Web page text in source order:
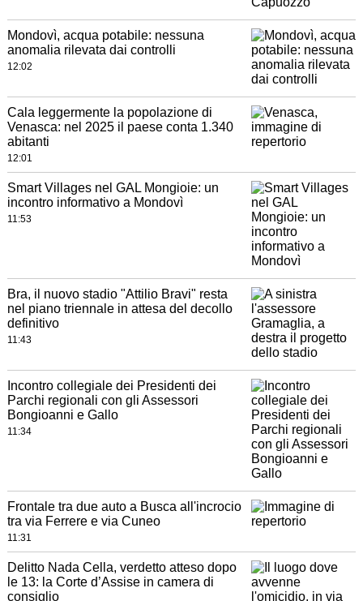
Mondovì, acqua potabile: nessuna
anomalia rilevata dai controlli
12:02
Cala leggermente la popolazione di
Venasca: nel 2025 il paese conta 1.340
abitanti
12:01
Smart Villages nel GAL Mongioie: un
incontro informativo a Mondovì
11:53
Bra, il nuovo stadio "Attilio Bravi" resta
nel piano triennale in attesa del decollo
definitivo
11:43
Incontro collegiale dei Presidenti dei
Parchi regionali con gli Assessori
Bongioanni e Gallo
11:34
Frontale tra due auto a Busca all'incrocio
tra via Ferrere e via Cuneo
11:31
Delitto Nada Cella, verdetto atteso dopo
le 13: la Corte d’Assise in camera di
consiglio